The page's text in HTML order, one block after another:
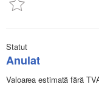
Statut
Anulat
Valoarea estimată fără